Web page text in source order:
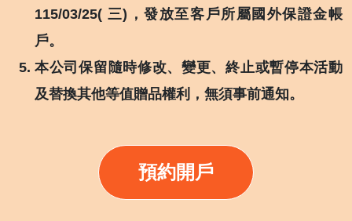
115/03/25( 三)，發放至客戶所屬國外保證金帳
戶。
本公司保留隨時修改、變更、終止或暫停本活動
及替換其他等值贈品權利，無須事前通知。
預約開戶